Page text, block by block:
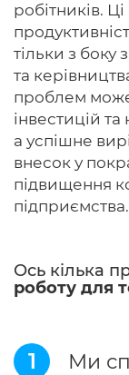
робітників.
тільки з боку
та
проблем може
інвестицій та
а успішне
внесок у
підвищення
підприємства.
Ось кілька
роботу для
1
Ми